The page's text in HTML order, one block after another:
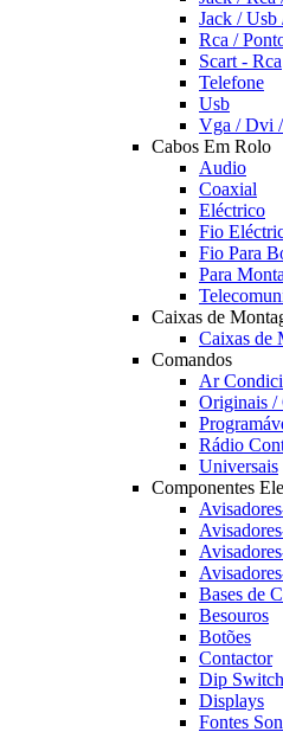
Jack /
Rca /
Scart - Rca
Telefone
Usb
Vga / Dvi
Cabos Em Rolo
Audio
Coaxial
Eléctrico
Fio
Fio Para
Para
Caixas de
Caixas de
Comandos
Ar
Originais /
Rádio
Universais
Componentes
Bases de
Besouros
Botões
Contactor
Dip
Displays
Fontes